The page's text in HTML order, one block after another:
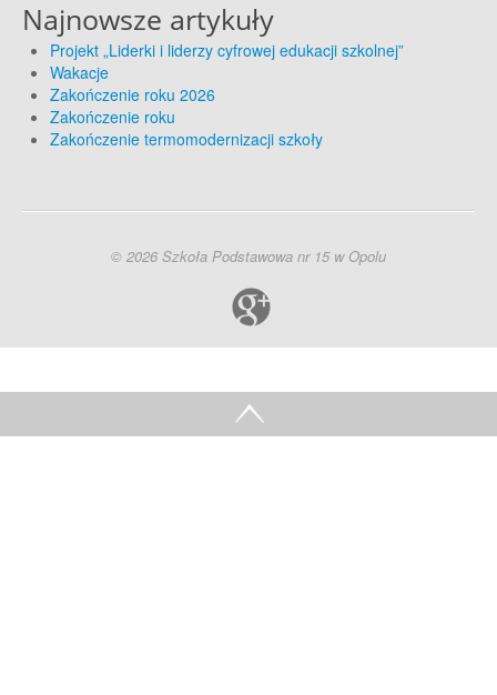
Najnowsze artykuły
Projekt „Liderki i liderzy cyfrowej edukacji szkolnej”
Wakacje
Zakończenie roku 2026
Zakończenie roku
Zakończenie termomodernizacji szkoły
© 2026 Szkoła Podstawowa nr 15 w Opolu